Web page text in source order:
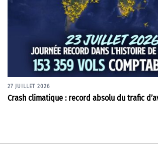
27 JUILLET 2026
Crash climatique : record absolu du trafic